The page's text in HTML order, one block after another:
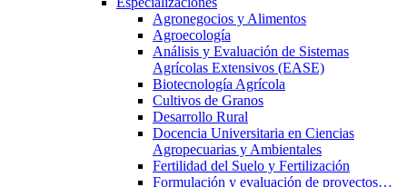
Agronegocios y Alimentos
Agroecología
Análisis y Evaluación de Sistemas
Agrícolas Extensivos (EASE)
Biotecnología Agrícola
Cultivos de Granos
Desarrollo Rural
Docencia Universitaria en Ciencias
Agropecuarias y Ambientales
Fertilidad del Suelo y Fertilización
Formulación y evaluación de proyectos…